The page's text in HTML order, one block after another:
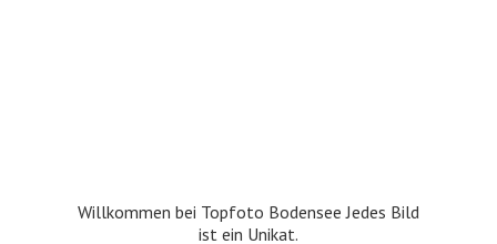
Willkommen bei Topfoto Bodensee Jedes Bild
ist ein Unikat.